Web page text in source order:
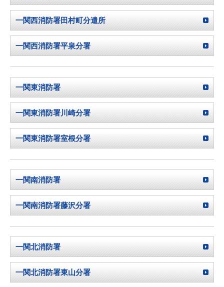
一関西消防署田村町分遣所
一関西消防署平泉分署
一関東消防署
一関東消防署川崎分署
一関東消防署室根分署
一関南消防署
一関南消防署藤沢分署
一関北消防署
一関北消防署東山分署